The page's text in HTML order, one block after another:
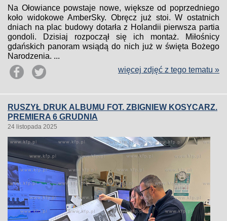
Na Ołowiance powstaje nowe, większe od poprzedniego
koło widokowe AmberSky. Obręcz już stoi. W ostatnich
dniach na plac budowy dotarła z Holandii pierwsza partia
gondoli. Dzisiaj rozpoczął się ich montaż. Miłośnicy
gdańskich panoram wsiądą do nich już w święta Bożego
Narodzenia. ...
więcej zdjęć z tego tematu »
RUSZYŁ DRUK ALBUMU FOT. ZBIGNIEW KOSYCARZ.
PREMIERA 6 GRUDNIA
24 listopada 2025